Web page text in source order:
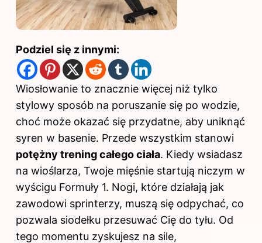
Podziel się z innymi:
Wiosłowanie to znacznie więcej niż tylko
stylowy sposób na poruszanie się po wodzie,
choć może okazać się przydatne, aby uniknąć
syren w basenie. Przede wszystkim stanowi
potężny trening całego ciała. Kiedy wsiadasz
na wioślarza, Twoje mięśnie startują niczym w
wyścigu Formuły 1. Nogi, które działają jak
zawodowi sprinterzy, muszą się odpychać, co
pozwala siodełku przesuwać Cię do tyłu. Od
tego momentu zyskujesz na sile,